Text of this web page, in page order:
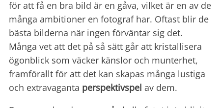
för att få en bra bild är en gåva, vilket är en av de
många ambitioner en fotograf har. Oftast blir de
bästa bilderna när ingen förväntar sig det.
Många vet att det på så sätt går att kristallisera
ögonblick som väcker känslor och munterhet,
framförallt för att det kan skapas många lustiga
och extravaganta perspektivspel av dem.